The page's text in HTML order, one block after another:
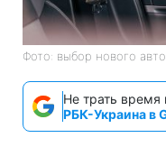
Фото: выбор нового
Не трать время
РБК-Украина в